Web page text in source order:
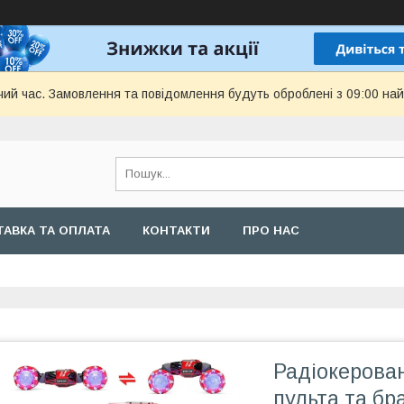
час. Замовлення та повідомлення будуть оброблені з 09:00
ТА ОПЛАТА КОНТАКТИ ПРО НАС
пульта та